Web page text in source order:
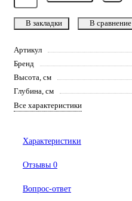
В закладки В сравнение
Артикул
Бренд
Высота, см
Глубина, см
Все характеристики
Характеристики
Отзывы 0
Вопрос-ответ